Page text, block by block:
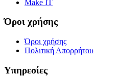
Make IT
Όροι χρήσης
Όροι χρήσης
Πολιτική Απορρήτου
Υπηρεσίες